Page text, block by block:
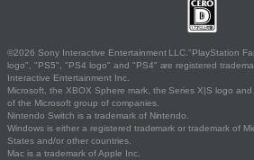
©2026 Sony Interactive Entertainment LLC."PlayStation
logo", "PS5", "PS4 logo" and "PS4" are registered
Interactive Entertainment Inc.
Microsoft, the XBOX Sphere mark, the Series X|S logo
of the Microsoft group of companies.
Nintendo Switch is a trademark of Nintendo.
Windows is either a registered trademark or trademark of
States and/or other countries.
Mac is a trademark of Apple Inc.